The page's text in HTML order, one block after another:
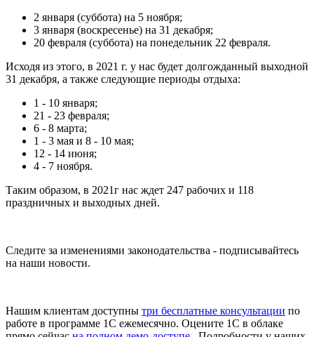
2 января (суббота) на 5 ноября;
3 января (воскресенье) на 31 декабря;
20 февраля (суббота) на понедельник 22 февраля.
Исходя из этого, в 2021 г. у нас будет долгожданный выходной
31 декабря, а также следующие периоды отдыха:
1 - 10 января;
21 - 23 февраля;
6 - 8 марта;
1 - 3 мая и 8 - 10 мая;
12 - 14 июня;
4 - 7 ноября.
Таким образом, в 2021г нас ждет 247 рабочих и 118
праздничных и выходных дней.
Следите за изменениями законодательства - подписывайтесь
на наши новости.
Нашим клиентам доступны три бесплатные консультации по
работе в программе 1С ежемесячно. Оцените 1С в облаке